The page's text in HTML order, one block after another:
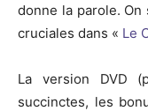
donne la parole. On
cruciales dans « Le
La version DVD
succinctes, les